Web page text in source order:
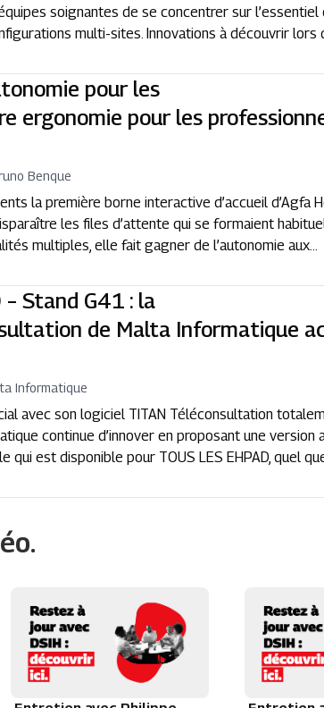
soignantes de se concentrer sur
multi-sites. Innovations à découvrir lors
pour les
ergonomie pour les
Benque
la première borne interactive d’accueil d’Agfa
les files d’attente qui se formaient
multiples, elle fait gagner de l’autonomie aux...
Stand G41 : la
de Malta Informatique
Informatique
avec son logiciel TITAN Téléconsultation
continue d’innover en proposant une version
est disponible pour TOUS LES EHPAD, quel